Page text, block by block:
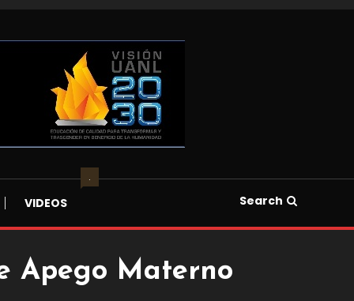
VIDEOS
.
Search
Apego Materno